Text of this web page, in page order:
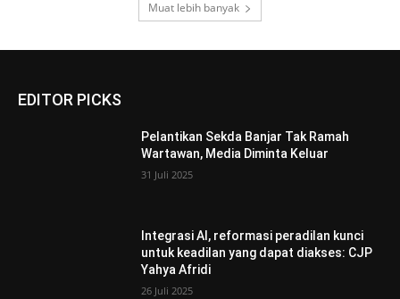
Muat lebih banyak
EDITOR PICKS
Pelantikan Sekda Banjar Tak Ramah
Wartawan, Media Diminta Keluar
31 Juli 2025
Integrasi AI, reformasi peradilan kunci
untuk keadilan yang dapat diakses: CJP
Yahya Afridi
26 Juli 2025